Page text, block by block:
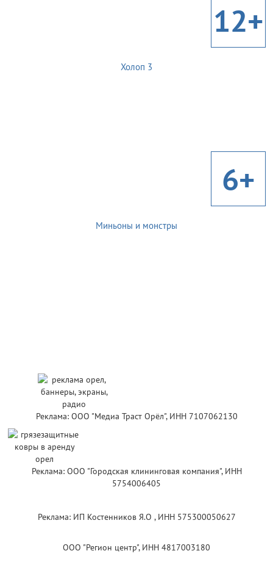
12+
Холоп 3
6+
Миньоны и монстры
Реклама: ООО "Медиа Траст Орёл", ИНН 7107062130
Реклама: ООО "Городская клининговая компания", ИНН
5754006405
Реклама: ИП Костенников Я.О , ИНН 575300050627
ООО "Регион центр", ИНН 4817003180